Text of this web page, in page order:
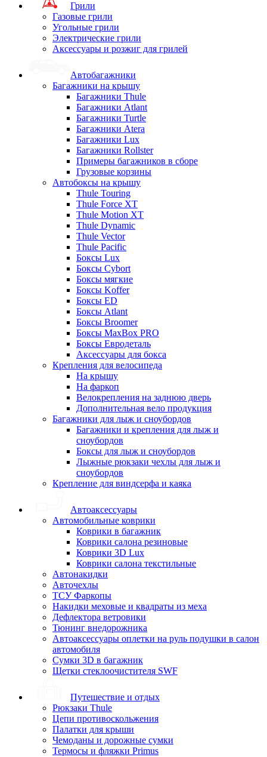
Грили
Газовые грили
Угольные грили
Электрические грили
Аксессуары и розжиг для грилей
Автобагажники
Багажники на крышу
Багажники Thule
Багажники Atlant
Багажники Turtle
Багажники Atera
Багажники Lux
Багажники Rollster
Примеры багажников в сборе
Грузовые корзины
Автобоксы на крышу
Thule Touring
Thule Force XT
Thule Motion XT
Thule Dynamic
Thule Vector
Thule Pacific
Боксы Lux
Боксы Cybort
Боксы мягкие
Боксы Koffer
Боксы ED
Боксы Atlant
Боксы Broomer
Боксы MaxBox PRO
Боксы Евродеталь
Аксессуары для бокса
Крепления для велосипеда
На крышу
На фаркоп
Велокрепления на заднюю дверь
Дополнительная вело продукция
Багажники для лыж и сноубордов
Багажники и крепления для лыж и
сноубордов
Боксы для лыж и сноубордов
Лыжные рюкзаки чехлы для лыж и
сноубордов
Крепление для виндсерфа и каяка
Автоаксессуары
Автомобильные коврики
Коврики в багажник
Коврики салона резиновые
Коврики 3D Lux
Коврики салона текстильные
Автонакидки
Авточехлы
ТСУ Фаркопы
Накидки меховые и квадраты из меха
Дефлектора ветровики
Тюнинг внедорожника
Автоаксессуары оплетки на руль подушки в салон
автомобиля
Сумки 3D в багажник
Щетки стеклоочистителя SWF
Путешествие и отдых
Рюкзаки Thule
Цепи противоскольжения
Палатки для крыши
Чемоданы и дорожные сумки
Термосы и фляжки Primus